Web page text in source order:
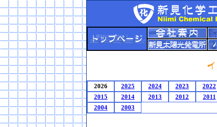
2026 2025 2024 2023
2022
2015
2014 2013 2012
2011
2004
2003